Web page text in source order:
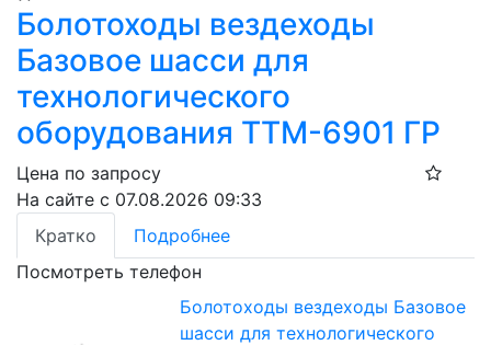
Болотоходы вездеходы
Базовое шасси для
технологического
оборудования ТТМ-6901 ГР
Цена по запросу
На сайте с 07.08.2026 09:33
Кратко
Подробнее
Посмотреть телефон
Болотоходы вездеходы Базовое
шасси для технологического